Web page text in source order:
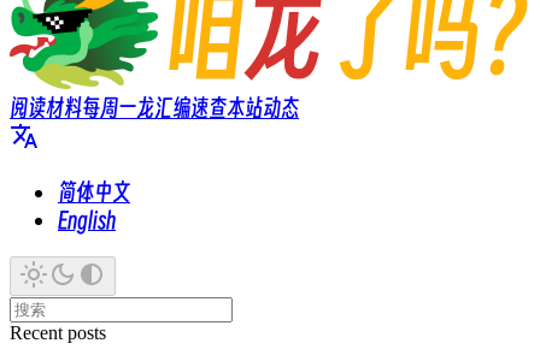
阅读材料每周一龙汇编速查本站动态
简体中文
English
Recent posts